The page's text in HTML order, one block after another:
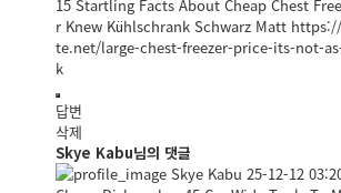
15 Startling Facts About Cheap Chest
r Knew Kühlschrank Schwarz Matt
te.net/large-chest-freezer-price-its-not-
k
답변
삭제
Skye Kabu님의 댓글
Skye Kabu 25-12-12